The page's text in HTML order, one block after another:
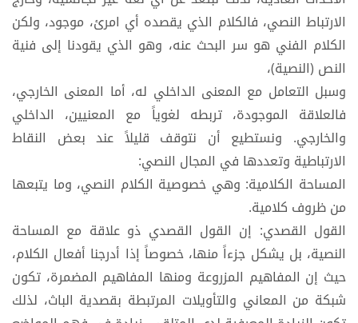
الارتباط النصي، فالكلام الذي يقصده أي امرئ، موجود، ولكن
الكلام الفني هو سر البحث عنه، وهو الذي يقودنا إلى فنية
النص (النصية)،
وسبل التعامل مع المعنى الداخلي له، أما المعنى الخارجي،
فالعلاقة الموجودة، تربطه لغوياً مع المعنيين، الداخلي
والخارجي. ونستطيع أن نتوقف قليلاً عند بعض النقاط
الارتباطية وتعددها في المجال النصي:
المساحة الكلامية: وهي خصوصية الكلام النصي، وما يتبعها
من ظروف كلامية.
القول القصدي: إن القول القصدي ذو علاقة مع المساحة
النصية، بل يشكل جزءاً منها، خصوصاً إذا أدرجنا أفعال الكلام،
حيث إن المفاهيم المزروعة ومنها المفاهيم المضمرة، تكون
شبكة من المعاني والتأويلات المرتبطة بقصدية الباث، لذلك